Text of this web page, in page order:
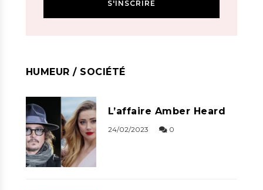
HUMEUR / SOCIÉTÉ
L’affaire Amber Heard
24/02/2023 0